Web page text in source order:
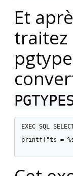
Et
traitez
EXEC SQL
printf("ts =